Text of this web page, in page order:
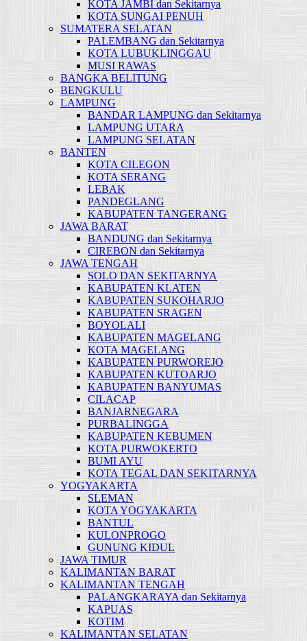
KOTA JAMBI dan Sekitarnya
KOTA SUNGAI PENUH
SUMATERA SELATAN
PALEMBANG dan Sekitarnya
KOTA LUBUKLINGGAU
MUSI RAWAS
BANGKA BELITUNG
BENGKULU
LAMPUNG
BANDAR LAMPUNG dan Sekitarnya
LAMPUNG UTARA
LAMPUNG SELATAN
BANTEN
KOTA CILEGON
KOTA SERANG
LEBAK
PANDEGLANG
KABUPATEN TANGERANG
JAWA BARAT
BANDUNG dan Sekitarnya
CIREBON dan Sekitarnya
JAWA TENGAH
SOLO DAN SEKITARNYA
KABUPATEN KLATEN
KABUPATEN SUKOHARJO
KABUPATEN SRAGEN
BOYOLALI
KABUPATEN MAGELANG
KOTA MAGELANG
KABUPATEN PURWOREJO
KABUPATEN KUTOARJO
KABUPATEN BANYUMAS
CILACAP
BANJARNEGARA
PURBALINGGA
KABUPATEN KEBUMEN
KOTA PURWOKERTO
BUMI AYU
KOTA TEGAL DAN SEKITARNYA
YOGYAKARTA
SLEMAN
KOTA YOGYAKARTA
BANTUL
KULONPROGO
GUNUNG KIDUL
JAWA TIMUR
KALIMANTAN BARAT
KALIMANTAN TENGAH
PALANGKARAYA dan Sekitarnya
KAPUAS
KOTIM
KALIMANTAN SELATAN